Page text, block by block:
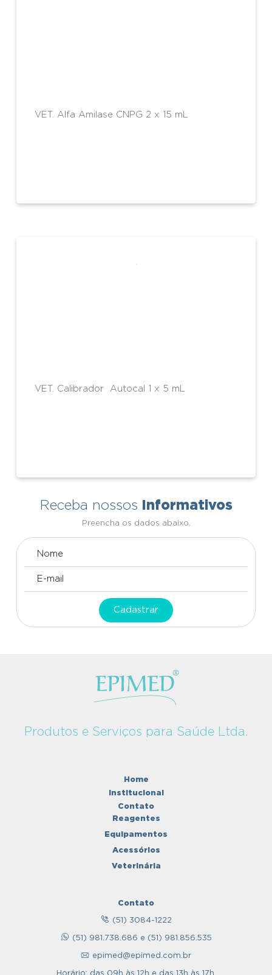
VET. Alfa Amilase CNPG 2 x 15 mL
VET. Calibrador Autocal 1 x 5 mL
Receba nossos Informativos
Preencha os dados abaixo.
Cadastrar
Produtos e Serviços para Saúde Ltda.
Home
Institucional
Contato
Reagentes
Equipamentos
Acessórios
Veterinária
Contato
(51) 3084-1222
(51) 981.738.686 e (51) 981.856.535
epimed@epimed.com.br
Horário: das 09h às 12h e das 13h às 17h.